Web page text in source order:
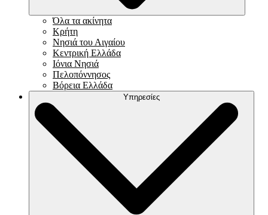
Όλα τα ακίνητα
Κρήτη
Νησιά του Αιγαίου
Κεντρική Ελλάδα
Ιόνια Νησιά
Πελοπόννησος
Βόρεια Ελλάδα
Υπηρεσίες